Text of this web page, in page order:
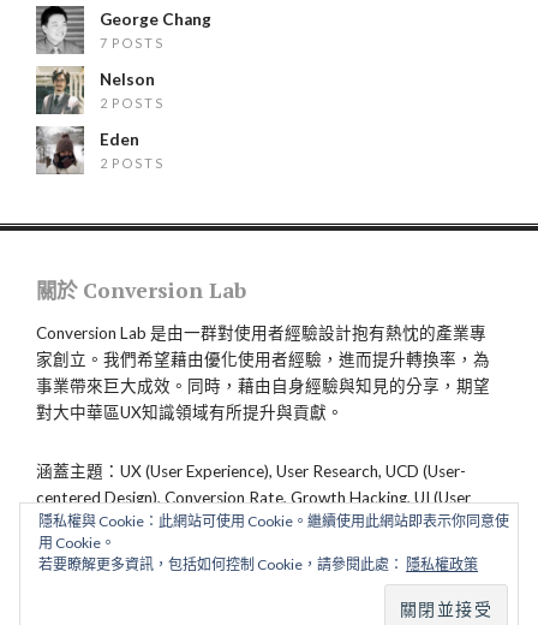
George Chang
7 POSTS
Nelson
2 POSTS
Eden
2 POSTS
關於 Conversion Lab
Conversion Lab 是由一群對使用者經驗設計抱有熱忱的產業專
家創立。我們希望藉由優化使用者經驗，進而提升轉換率，為
事業帶來巨大成效。同時，藉由自身經驗與知見的分享，期望
對大中華區UX知識領域有所提升與貢獻。
涵蓋主題：UX (User Experience), User Research, UCD (User-
centered Design), Conversion Rate, Growth Hacking, UI (User
Interface), CX (Customer Experience), Service Design
隱私權與 Cookie：此網站可使用 Cookie。繼續使用此網站即表示你同意使
用 Cookie。
若要瞭解更多資訊，包括如何控制 Cookie，請參閱此處： 隱私權政策